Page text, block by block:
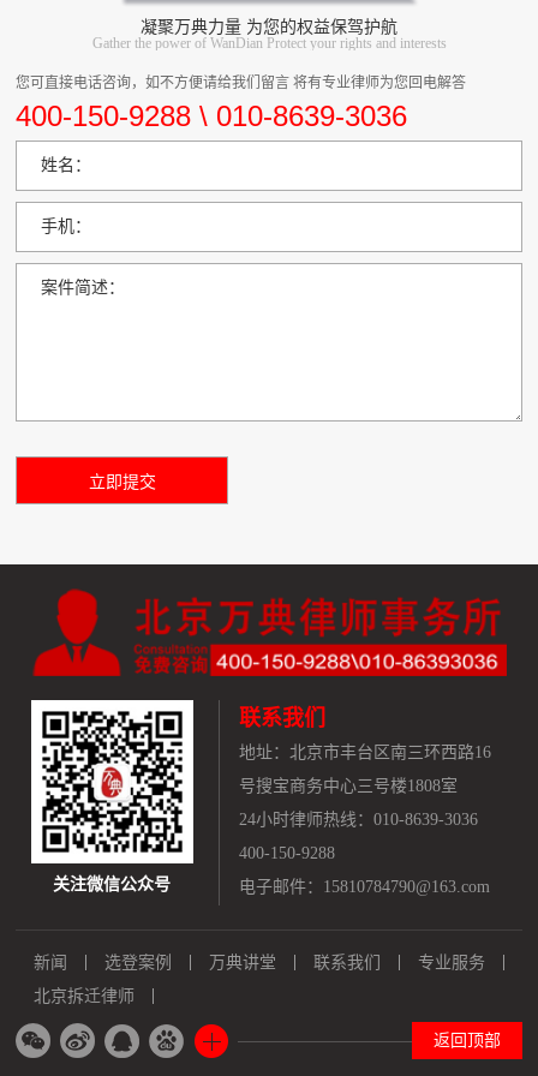
凝聚万典力量 为您的权益保驾护航
Gather the power of WanDian Protect your rights and interests
您可直接电话咨询，如不方便请给我们留言 将有专业律师为您回电解答
400-150-9288 \ 010-8639-3036
姓名：
手机：
案件简述：
关注微信公众号
联系我们
地址： 北京市丰台区南三环西路16
号搜宝商务中心三号楼1808室
24小时律师热线：010-8639-3036
400-150-9288
电子邮件：15810784790@163.com
新闻 选登案例 万典讲堂 联系我们
专业服务
北京拆迁律师
返回顶部